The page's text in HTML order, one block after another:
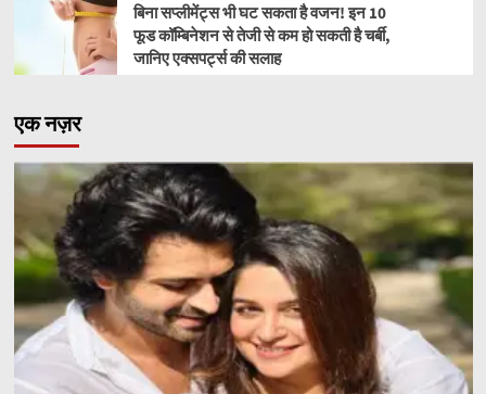
बिना सप्लीमेंट्स भी घट सकता है वजन! इन 10
फूड कॉम्बिनेशन से तेजी से कम हो सकती है चर्बी,
जानिए एक्सपर्ट्स की सलाह
एक नज़र